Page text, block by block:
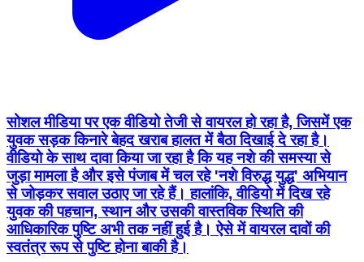
सोशल मीडिया पर एक वीडियो तेजी से वायरल हो रहा है, जिसमें एक
युवक सड़क किनारे बेहद खराब हालत में बैठा दिखाई दे रहा है।
वीडियो के साथ दावा किया जा रहा है कि यह नशे की समस्या से
जुड़ा मामला है और इसे पंजाब में चल रहे 'नशे विरुद्ध युद्ध' अभियान
से जोड़कर सवाल उठाए जा रहे हैं। हालांकि, वीडियो में दिख रहे
युवक की पहचान, स्थान और उसकी वास्तविक स्थिति की
आधिकारिक पुष्टि अभी तक नहीं हुई है। ऐसे में वायरल दावों की
स्वतंत्र रूप से पुष्टि होना बाकी है।